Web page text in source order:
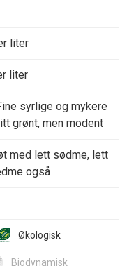
liter
liter
syrlige og mykere
grønt, men modent
med lett sødme, lett
også
Økologisk
Biodynamisk